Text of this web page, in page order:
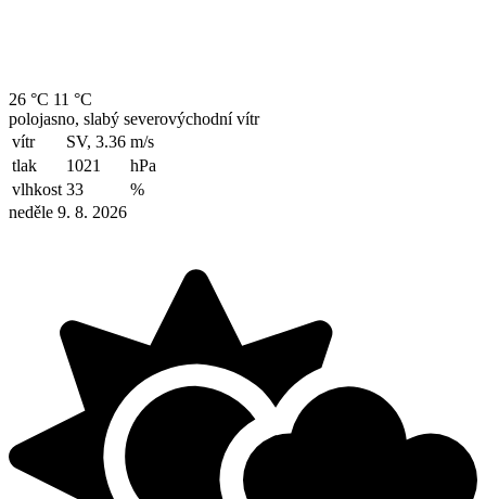
26 °C 11 °C
polojasno, slabý severovýchodní vítr
vítr
SV, 3.36 m/s
tlak
1021
hPa
vlhkost 33
%
neděle 9. 8. 2026